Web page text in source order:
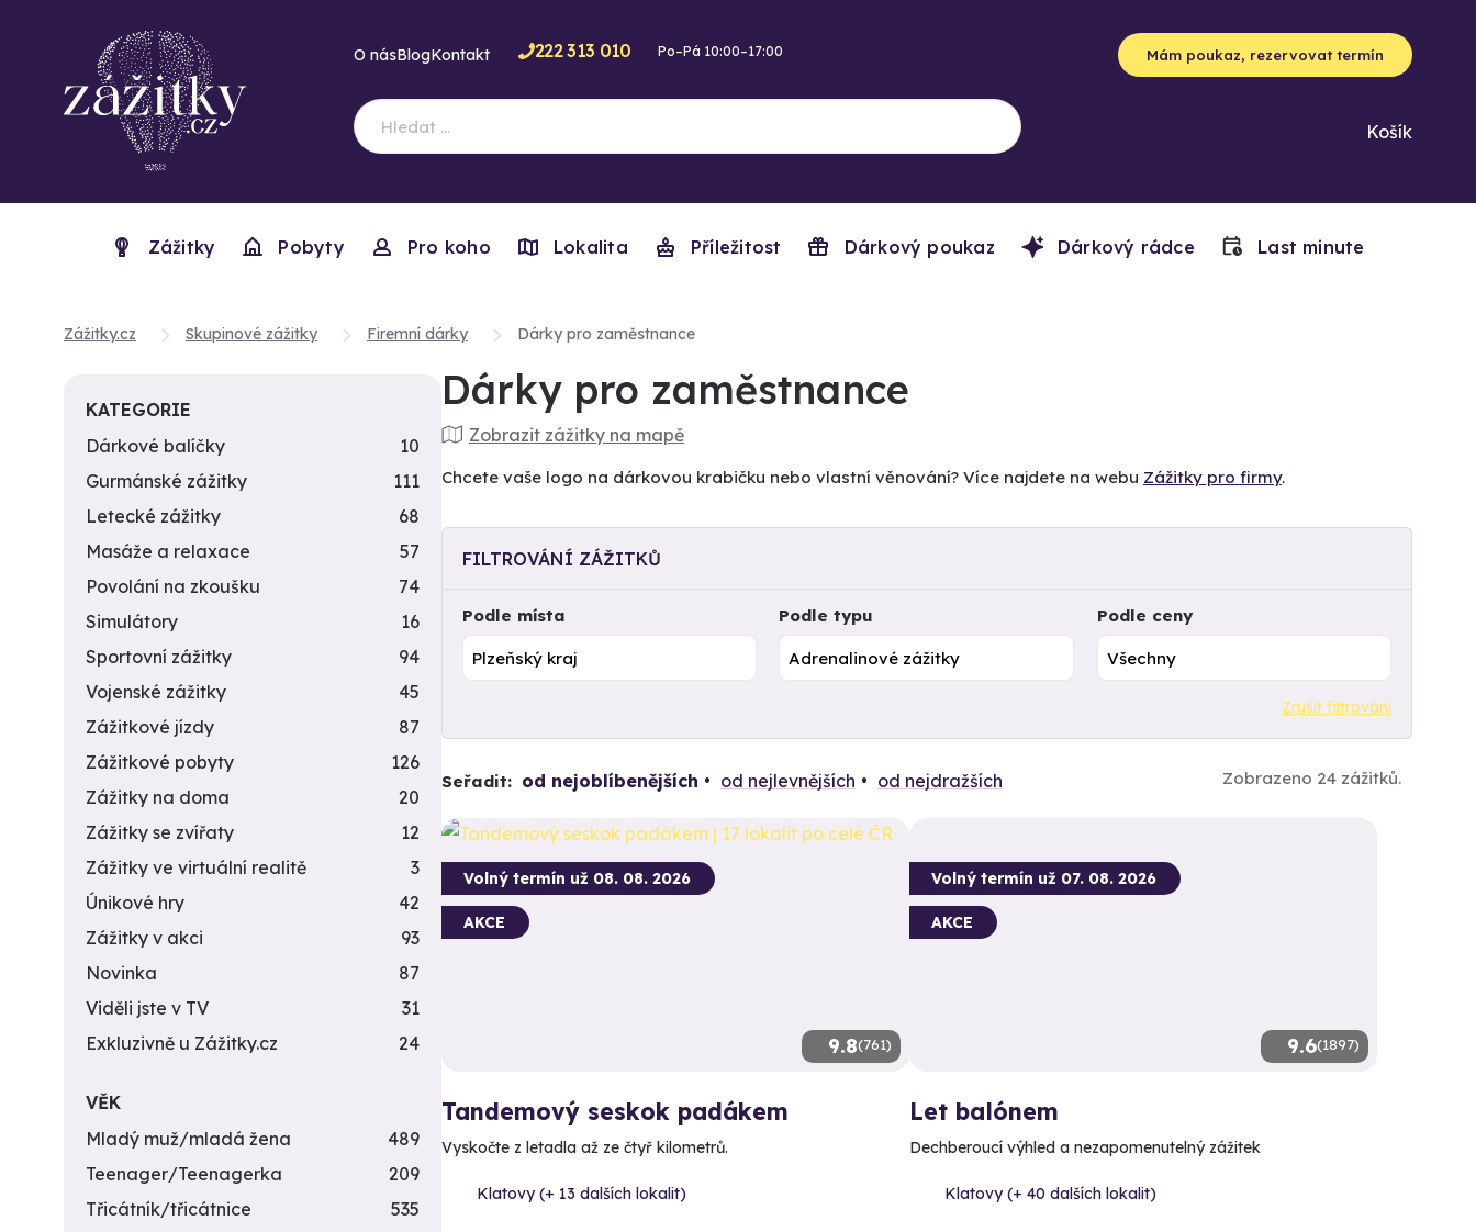
O násBlogKontakt 222 313 010 Po–Pá 10:00–17:00 Mám poukaz, rezervovat termín
Košík
Zážitky Pobyty Pro koho Lokalita Příležitost Dárkový poukaz Dárkový rádce Last minute
Zážitky.cz Skupinové zážitky Firemní dárky Dárky pro zaměstnance
Dárky pro zaměstnance
Zobrazit zážitky na mapě
Chcete vaše logo na dárkovou krabičku nebo vlastní věnování? Více najdete na webu Zážitky pro firmy.
FILTROVÁNÍ ZÁŽITKŮ
Podle místa Podle typu Podle ceny
Zrušit filtrování
Seřadit: od nejoblíbenějších od nejlevnějších od nejdražších Zobrazeno 24 zážitků.
9.8(761)
Volný termín už 08. 08. 2026
AKCE
Tandemový seskok padákem
Vyskočte z letadla až ze čtyř kilometrů.
Klatovy (+ 13 dalších lokalit)
9.6(1897)
Volný termín už 07. 08. 2026
AKCE
Let balónem
Dechberoucí výhled a nezapomenutelný zážitek
Klatovy (+ 40 dalších lokalit)
KATEGORIE
Dárkové balíčky
10
Gurmánské zážitky
111
Letecké zážitky
68
Masáže a relaxace
57
Povolání na zkoušku
74
Simulátory
16
Sportovní zážitky
94
Vojenské zážitky
45
Zážitkové jízdy
87
Zážitkové pobyty
126
Zážitky na doma
20
Zážitky se zvířaty
12
Zážitky ve virtuální realitě
3
Únikové hry
42
Zážitky v akci
93
Novinka
87
Viděli jste v TV
31
Exkluzivně u Zážitky.cz
24
VĚK
Mladý muž/mladá žena
489
Teenager/Teenagerka
209
Třicátník/třicátnice
535